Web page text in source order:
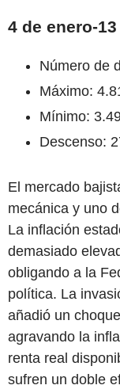
4 de enero-
Número de
Máximo:
Mínimo:
Descenso:
El mercado
mecánica y uno
La inflación
demasiado
obligando a la
política. La
añadió un
agravando la
renta real
sufren un doble